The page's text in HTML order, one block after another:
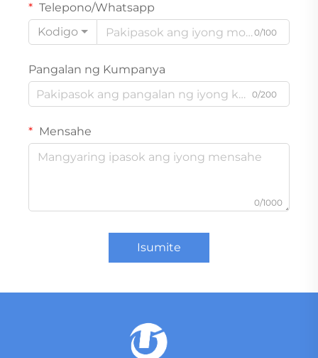
Telepono/Whatsapp
Kodigo
0/100
Pangalan ng Kumpanya
0/200
Mensahe
0/1000
Isumite